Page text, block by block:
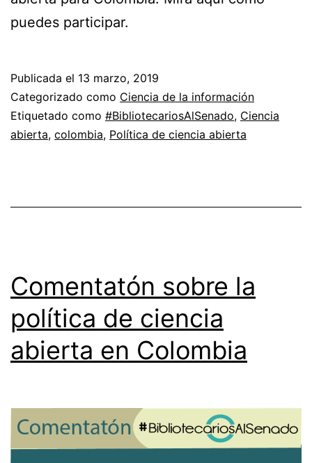
puedes participar.
Publicada el 13 marzo, 2019
Categorizado como Ciencia de la información
Etiquetado como #BibliotecariosAlSenado, Ciencia
abierta, colombia, Política de ciencia abierta
Comentatón sobre la
política de ciencia
abierta en Colombia